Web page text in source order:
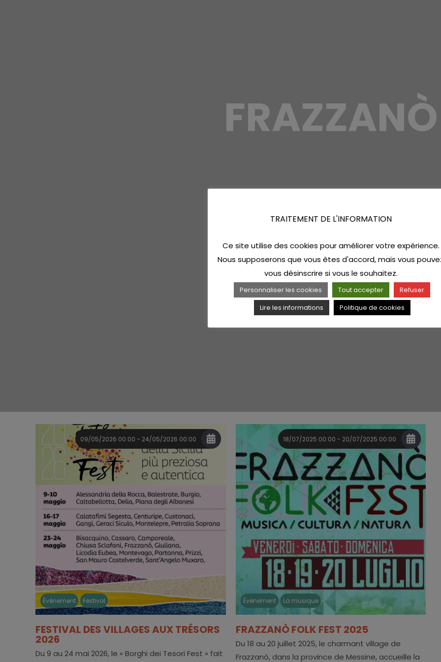
FRAZZANÒ
09/05/2026 00:00 - 24/05/2026 00:00
Événement Festival
FESTIVAL DES VILLAGES AUX TRÉSORS
2026
Du 9 au 24 mai 2026, le « Borghi dei Tesori Fest » fait
18/07/2025 00:00 - 20/07/2025 00:00
Événement La musique
FRAZZANÒ FOLK FEST 2025
Du 18 au 20 juillet 2025, le charmant village de
Frazzanò, dans la province de Messine, accueille la
TRAITEMENT DE L'INFORMATION
Ce site utilise des cookies pour améliorer votre expérience.
Nous supposerons que vous êtes d'accord, mais vous
vous désinscrire si vous le souhaitez.
Personnaliser les cookies Tout accepter
Refuser
Lire les informations
Politique de cookies